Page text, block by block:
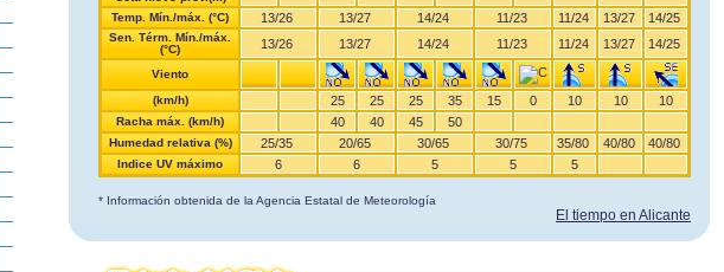
Temp. Mín./máx. (°C)
13/26 13/27 14/24 11/23 11/24 13/27 14/25
Sen. Térm. Mín./máx.
(°C)
13/26 13/27 14/24 11/23 11/24 13/27 14/25
Viento
(km/h)
25 25 25 35 15 0 10 10 10
Racha máx. (km/h) 40 40 45 50
Humedad relativa (%) 25/35 20/65 30/65 30/75 35/80 40/80 40/80
Indice UV máximo 6 6 5 5 5
* Información obtenida de la Agencia Estatal de Meteorología
El tiempo en Alicante